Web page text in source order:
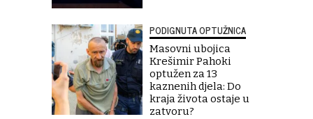
PODIGNUTA OPTUŽNICA
Masovni ubojica
Krešimir Pahoki
optužen za 13
kaznenih djela: Do
kraja života ostaje u
zatvoru?